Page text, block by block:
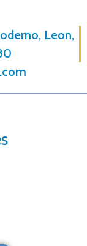
Leon,